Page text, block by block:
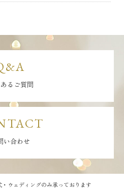
るご質問
い合わせ
ウェディングのみ承っております